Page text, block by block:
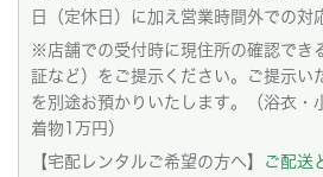
日（定休日）に加え営業時間外での対
※店舗での受付時に現住所の確認でき
証など）をご提示ください。ご提示い
を別途お預かりいたします。（浴衣・
着物1万円）
【宅配レンタルご希望の方へ】
ご配送